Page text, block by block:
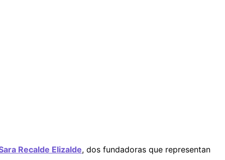
Recalde Elizalde, dos fundadoras que representan